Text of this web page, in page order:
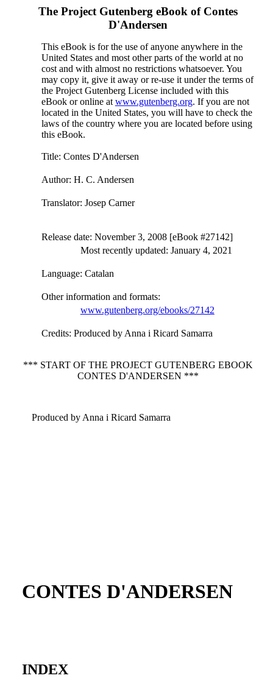
The Project Gutenberg eBook of Contes
D'Andersen
This eBook is for the use of anyone anywhere in the
United States and most other parts of the world at no
cost and with almost no restrictions whatsoever. You
may copy it, give it away or re-use it under the terms of
the Project Gutenberg License included with this
eBook or online at www.gutenberg.org. If you are not
located in the United States, you will have to check the
laws of the country where you are located before using
this eBook.
Title: Contes D'Andersen
Author: H. C. Andersen
Translator: Josep Carner
Release date: November 3, 2008 [eBook #27142]
Most recently updated: January 4, 2021
Language: Catalan
Other information and formats:
www.gutenberg.org/ebooks/27142
Credits: Produced by Anna i Ricard Samarra
*** START OF THE PROJECT GUTENBERG EBOOK
CONTES D'ANDERSEN ***
Produced by Anna i Ricard Samarra
CONTES D'ANDERSEN
INDEX